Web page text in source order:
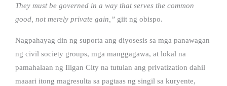
They must be governed in a way that serves the common
good, not merely private gain,” giit ng obispo.
Nagpahayag din ng suporta ang diyosesis sa mga panawagan
ng civil society groups, mga manggagawa, at lokal na
pamahalaan ng Iligan City na tutulan ang privatization dahil
maaari itong magresulta sa pagtaas ng singil sa kuryente,